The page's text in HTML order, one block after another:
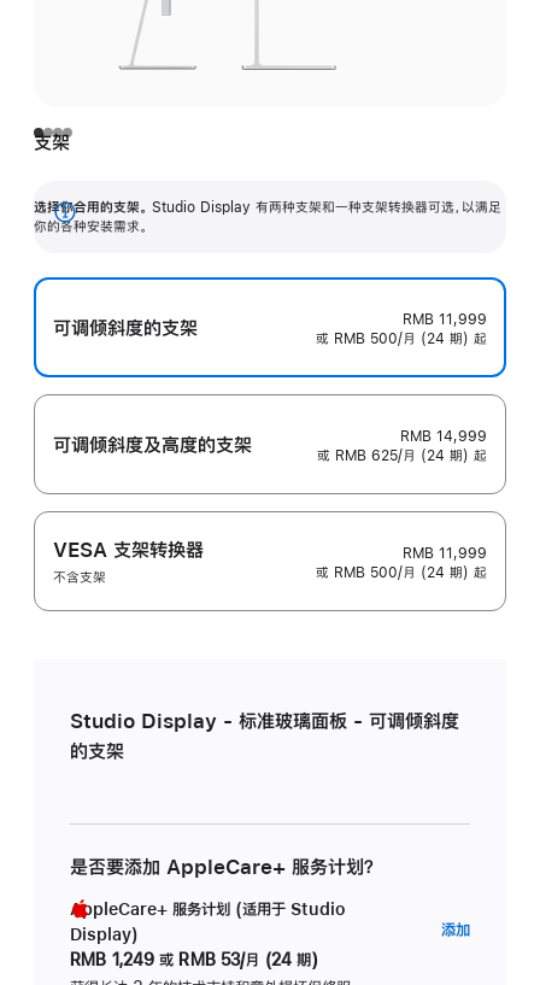
支架
选择你合用的支架。 Studio Display 有两种支架和一种支架转换器可选，以满足
你的各种安装需求。
展
可调倾斜度的支架
RMB 11,999
或 RMB 500/月 (24 期) 起
可调倾斜度及高‍度的支‍架
RMB 14,999
或 RMB 625/月 (24 期) 起
VESA 支架转换器
不含支架
RMB 11,999
或 RMB 500/月 (24 期) 起
Studio Display - 标准玻璃面板 - 可调倾斜度
的支架
是否要添加 AppleCare+ 服务计划？
AppleCare+ 服务计划 (适用于 Studio
Display)
RMB 1,249 或 RMB 53/月 (24 期)
添加